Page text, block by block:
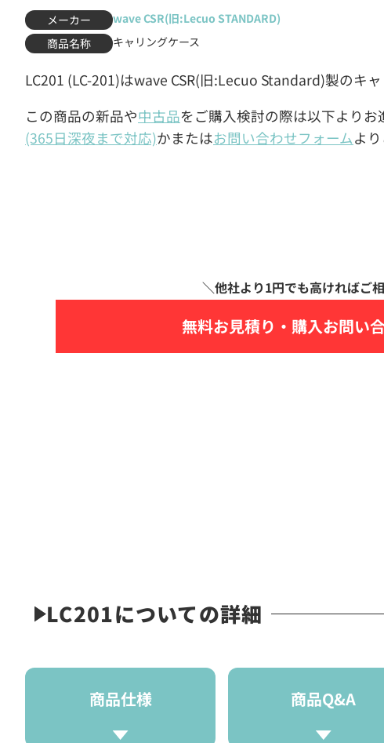
メーカー
wave CSR(旧:Lecuo STANDARD)
商品名称
キャリングケース
LC201 (LC-201)はwave CSR(旧:Lecuo Standard)製のキャ
この商品の新品や中古品をご購入検討の際は以下より
(365日深夜まで対応)かまたはお問い合わせフォームよ
無料お見積り・ 購入お問い
LC201についての詳細
商品仕様 商品Q&A